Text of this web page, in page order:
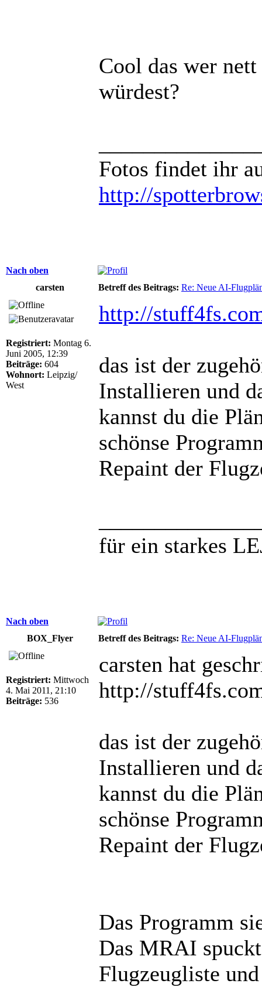
Cool das wer
würdest?
Fotos findet ihr
http://
Nach oben
carsten
Betreff des Beitrags: Re: Neue AI-
Registriert: Montag 6.
Juni 2005, 12:39
Beiträge: 604
Wohnort: Leipzig/
West
http://
das ist der
Installieren und
kannst du die
schönse
Repaint der
für ein starkes
Nach oben
BOX_Flyer
Betreff des Beitrags: Re: Neue AI-
Registriert: Mittwoch
4. Mai 2011, 21:10
Beiträge: 536
carsten hat
http://
das ist der
Installieren und
kannst du die
schönse
Repaint der
Das Programm
Das MRAI
Flugzeugliste